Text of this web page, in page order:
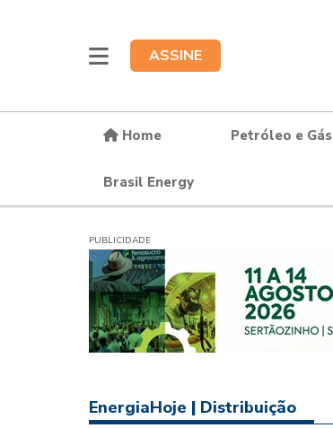
ASSINE
Home Petróleo e Gás
Brasil Energy
PUBLICIDADE
EnergiaHoje | Distribuição